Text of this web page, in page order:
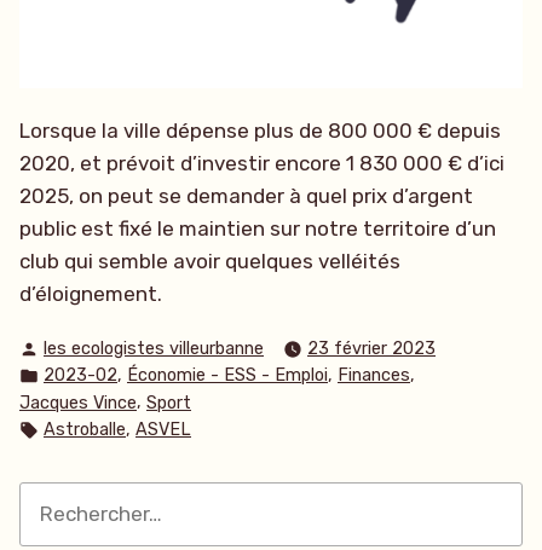
Lorsque la ville dépense plus de 800 000 € depuis
2020, et prévoit d’investir encore 1 830 000 € d’ici
2025, on peut se demander à quel prix d’argent
public est fixé le maintien sur notre territoire d’un
club qui semble avoir quelques velléités
d’éloignement.
Publié
par
les ecologistes villeurbanne
23 février 2023
Publié
dans
2023-02, Économie - ESS - Emploi, Finances,
Jacques Vince, Sport
Étiquettes :
Astroballe, ASVEL